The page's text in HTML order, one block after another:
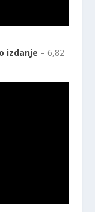
izdanje – 6,82